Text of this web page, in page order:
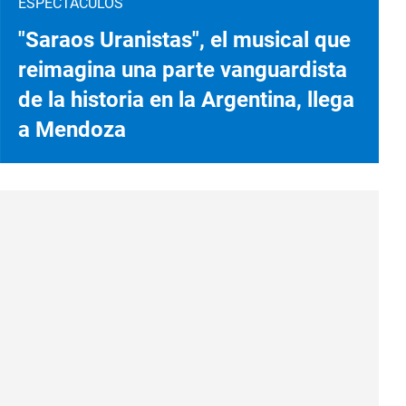
"Saraos Uranistas", el musical que
reimagina una parte vanguardista
de la historia en la Argentina, llega
a Mendoza